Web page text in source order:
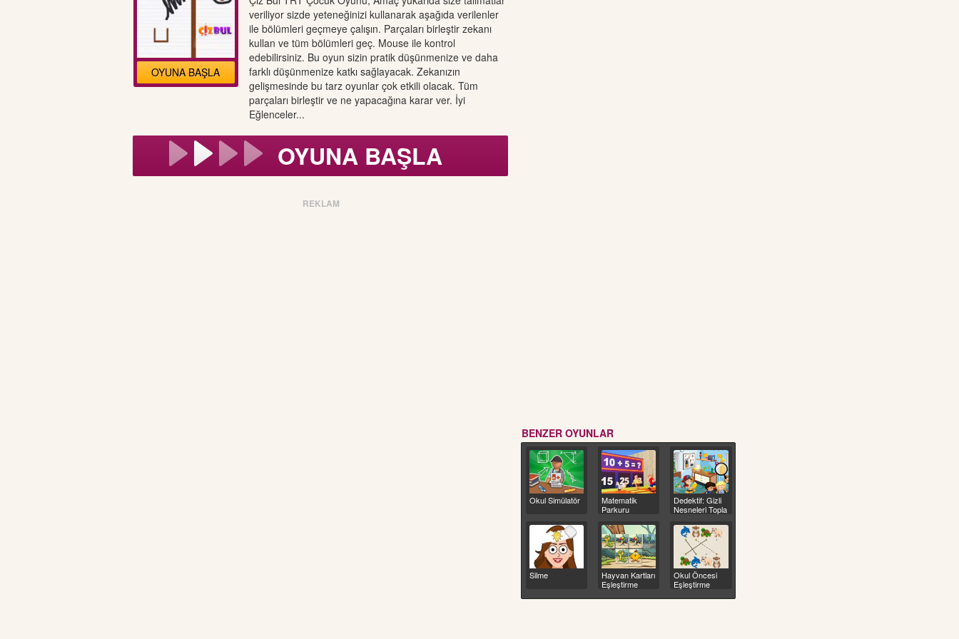
OYUNA BAŞLA
veriliyor sizde yeteneğinizi kullanarak aşağıda verilenler
ile bölümleri geçmeye çalışın. Parçaları birleştir zekanı
kullan ve tüm bölümleri geç. Mouse ile kontrol
edebilirsiniz. Bu oyun sizin pratik düşünmenize ve daha
farklı düşünmenize katkı sağlayacak. Zekanızın
gelişmesinde bu tarz oyunlar çok etkili olacak. Tüm
parçaları birleştir ve ne yapacağına karar ver. İyi
Eğlenceler...
OYUNA BAŞLA
REKLAM
BENZER OYUNLAR
Okul Simülatör
Matematik
Parkuru
Dedektif: Gizli
Nesneleri Topla
Silme
Hayvan Kartları
Eşleştirme
Okul Öncesi
Eşleştirme